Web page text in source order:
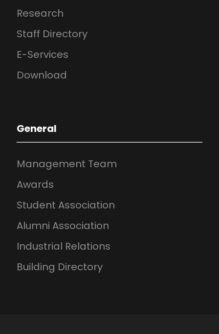
Research
Staff Directory
E-Services
Download
General
Management Team
Awards
Student Association
Alumni Association
Industrial Relations
Building Directory